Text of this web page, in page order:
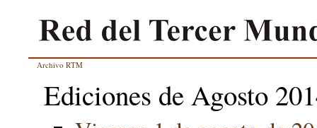
Archivo RTM
Ediciones de Agosto